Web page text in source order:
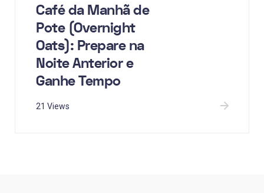
Café da Manhã de
Pote (Overnight
Oats): Prepare na
Noite Anterior e
Ganhe Tempo
21 Views